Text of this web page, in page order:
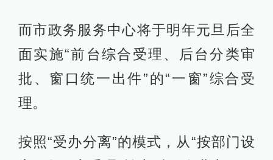
而市政务服务中心将于明年元旦后全
面实施“前台综合受理、后台分类审
批、窗口统一出件”的“一窗”综合受
理。
按照“受办分离”的模式，从“按部门设